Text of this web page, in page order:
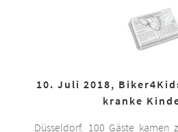
10. Juli 2018,
kranke
Düsseldorf. 100 Gäste kamen